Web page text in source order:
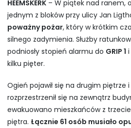
HEEMSKERK – W piątek nad ranem,
jednym z bloków przy ulicy Jan
poważny pożar, który w krótkim
silnego zadymienia. Służby
podniosły stopień alarmu do GRIP 1 i
kilku pięter.
Ogień pojawił się na drugim piętrze
rozprzestrzenił się na zewnątrz
ewakuowano mieszkańców z
piętra. Łącznie 61 osób musiało